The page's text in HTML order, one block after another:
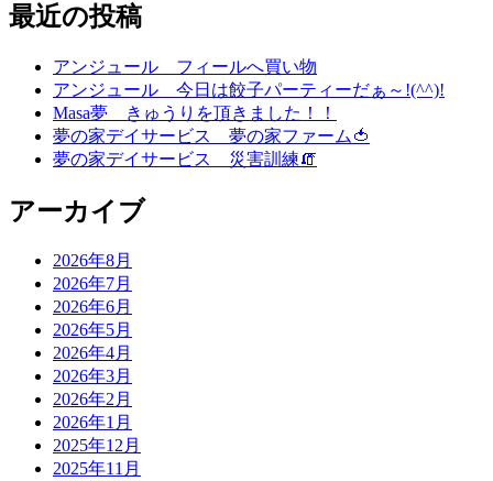
最近の投稿
アンジュール フィールへ買い物
アンジュール 今日は餃子パーティーだぁ～!(^^)!
Masa夢 きゅうりを頂きました！！
夢の家デイサービス 夢の家ファーム🍅
夢の家デイサービス 災害訓練🧯
アーカイブ
2026年8月
2026年7月
2026年6月
2026年5月
2026年4月
2026年3月
2026年2月
2026年1月
2025年12月
2025年11月